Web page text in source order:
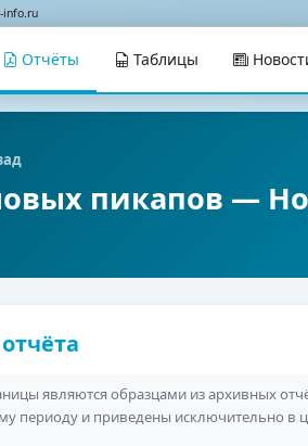
info.ru
Отчёты Таблицы
пикапов —
являются образцами из архивных
периоду и приведены исключительно в